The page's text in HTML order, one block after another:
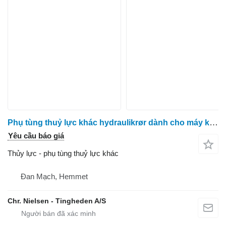
Phụ tùng thuỷ lực khác hydraulikrør dành cho máy kéo bánh lốp Valmet 8050
Yêu cầu báo giá
Thủy lực - phụ tùng thuỷ lực khác
Đan Mạch, Hemmet
Chr. Nielsen - Tingheden A/S